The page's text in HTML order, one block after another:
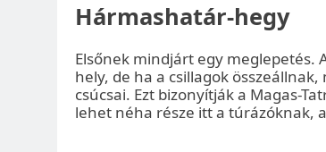
Hármashatár-hegy
Elsőnek mindjárt egy meglepetés.
hely, de ha a csillagok
csúcsai. Ezt bizonyítják a Magas-
lehet néha része itt a túrázóknak,